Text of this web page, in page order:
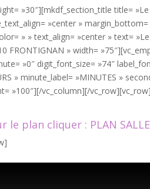
»30″][mkdf_section_title title=
»center »
» » text_align= »center » text=
FRONTIGNAN » width=
»0″ digit_font_size= »74″
» minute_label= »MINUTES »
»100″][/vc_column][/
le plan cliquer : PLAN SALLE